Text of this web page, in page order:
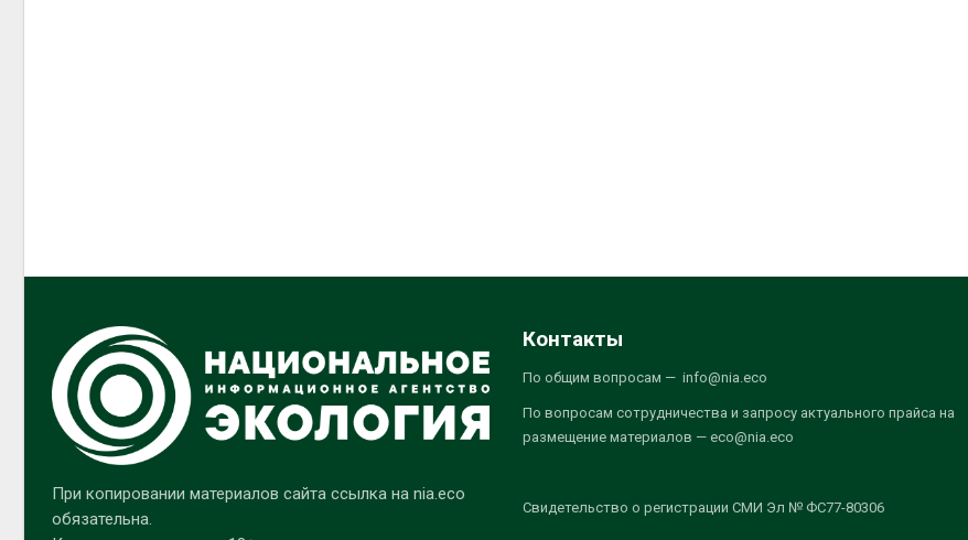
При копировании материалов сайта ссылка на nia.eco
обязательна.
Контакты
По общим вопросам — info@nia.eco
По вопросам сотрудничества и запросу актуального прайса на
размещение материалов — eco@nia.eco
Свидетельство о регистрации СМИ Эл № ФС77-80306